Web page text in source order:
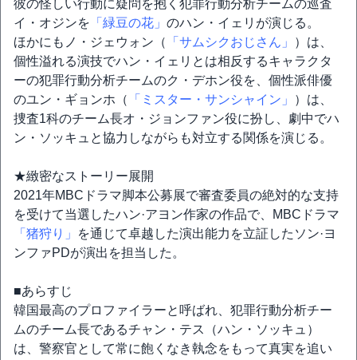
彼の怪しい行動に疑問を抱く犯罪行動分析チームの巡査
イ・オジンを 「緑豆の花」 のハン・イェリが演じる。
ほかにもノ・ジェウォン（
「サムシクおじさん」
）は、
個性溢れる演技でハン・イェリとは相反するキャラクタ
ーの犯罪行動分析チームのク・デホン役を、個性派俳優
のユン・ギョンホ（
「ミスター・サンシャイン」
）は、
捜査1科のチーム長オ・ジョンファン役に扮し、劇中でハ
ン・ソッキュと協力しながらも対立する関係を演じる。
★緻密なストーリー展開
2021年MBCドラマ脚本公募展で審査委員の絶対的な支持
を受けて当選したハン·アヨン作家の作品で、MBCドラマ
「猪狩り」
を通じて卓越した演出能力を立証したソン·ヨ
ンファPDが演出を担当した。
■あらすじ
韓国最高のプロファイラーと呼ばれ、犯罪行動分析チー
ムのチーム長であるチャン・テス（ハン・ソッキュ）
は、警察官として常に飽くなき執念をもって真実を追い